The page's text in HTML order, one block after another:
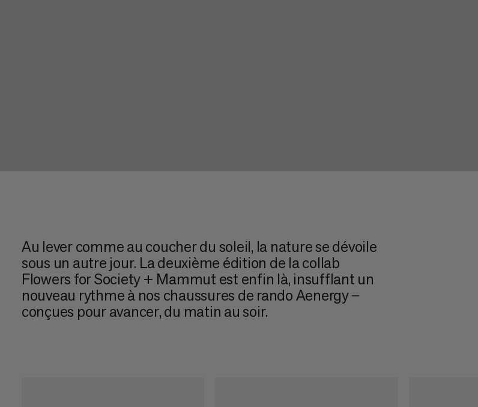
Au lever comme au coucher du soleil, la nature se dévoile
sous un autre jour. La deuxième édition de la collab
Flowers for Society + Mammut est enfin là, insufflant un
nouveau rythme à nos chaussures de rando Aenergy –
conçues pour avancer, du matin au soir.